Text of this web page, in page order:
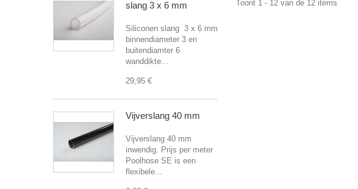
slang 3 x 6 mm
Siliconen slang 3 x 6 mm
binnendiameter 3 en
buitendiamter 6
wanddikte...
29,95 €
Vijverslang 40 mm
Vijverslang 40 mm
inwendig. Prijs per meter
Poolhose SE is een
flexibele...
Toont 1 - 12 van de 12 items